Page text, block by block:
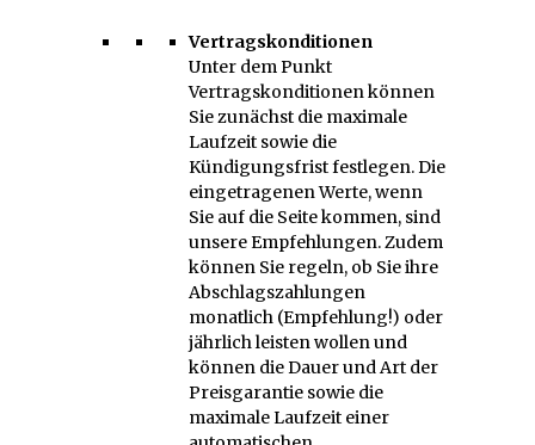
Vertragskonditionen
Unter dem Punkt
Vertragskonditionen können
Sie zunächst die maximale
Laufzeit sowie die
Kündigungsfrist festlegen. Die
eingetragenen Werte, wenn
Sie auf die Seite kommen, sind
unsere Empfehlungen. Zudem
können Sie regeln, ob Sie ihre
Abschlagszahlungen
monatlich (Empfehlung!) oder
jährlich leisten wollen und
können die Dauer und Art der
Preisgarantie sowie die
maximale Laufzeit einer